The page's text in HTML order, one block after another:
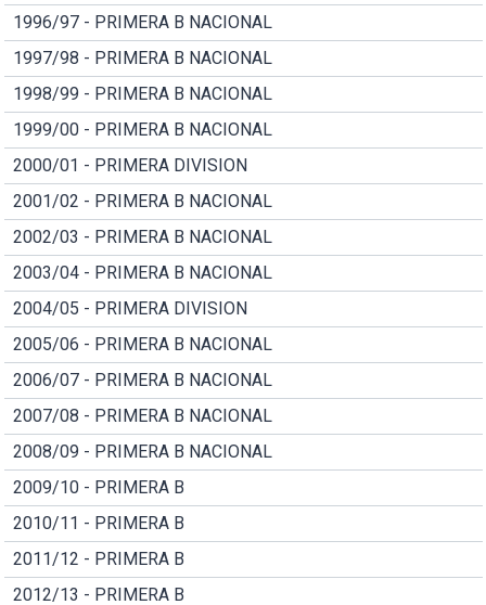
1996/97 - PRIMERA B NACIONAL
1997/98 - PRIMERA B NACIONAL
1998/99 - PRIMERA B NACIONAL
1999/00 - PRIMERA B NACIONAL
2000/01 - PRIMERA DIVISION
2001/02 - PRIMERA B NACIONAL
2002/03 - PRIMERA B NACIONAL
2003/04 - PRIMERA B NACIONAL
2004/05 - PRIMERA DIVISION
2005/06 - PRIMERA B NACIONAL
2006/07 - PRIMERA B NACIONAL
2007/08 - PRIMERA B NACIONAL
2008/09 - PRIMERA B NACIONAL
2009/10 - PRIMERA B
2010/11 - PRIMERA B
2011/12 - PRIMERA B
2012/13 - PRIMERA B